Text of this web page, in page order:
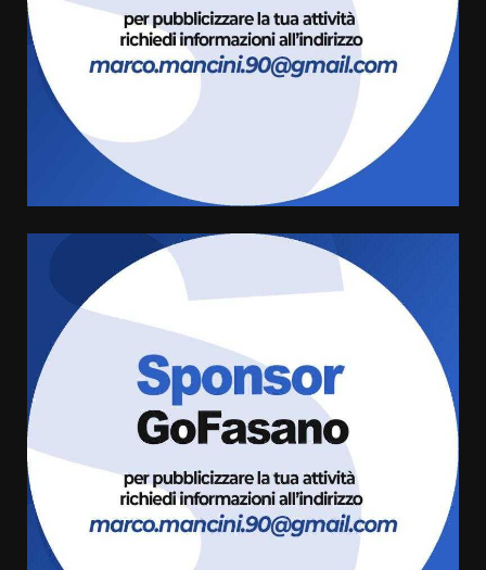
6 Agosto 2026 08:00
Cura dei beni comuni e
cittadinanza attiva: online
l’avviso per la gestione
condivisa della Villetta di
La magia del Minareto e la prima
assoluta de “L’Albergo
Belvedere. Il rapimento”
6 Agosto 2026 06:15
Serie D, l’Us Fasano è escluso
dal campionato
5 Agosto 2026 17:30
7
Truffatori in azione nelle
frazioni fasanesi
5 Agosto 2026 11:03